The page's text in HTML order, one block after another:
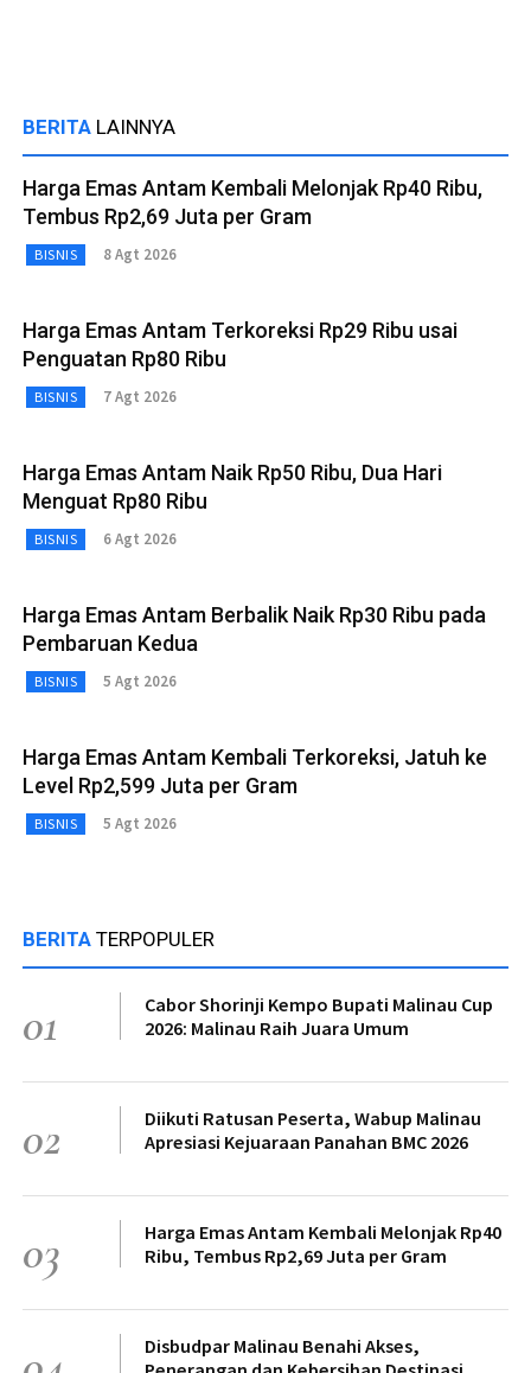
BERITA LAINNYA
Harga Emas Antam Kembali Melonjak Rp40 Ribu,
Tembus Rp2,69 Juta per Gram
BISNIS 8 Agt 2026
Harga Emas Antam Terkoreksi Rp29 Ribu usai
Penguatan Rp80 Ribu
BISNIS 7 Agt 2026
Harga Emas Antam Naik Rp50 Ribu, Dua Hari
Menguat Rp80 Ribu
BISNIS 6 Agt 2026
Harga Emas Antam Berbalik Naik Rp30 Ribu pada
Pembaruan Kedua
BISNIS 5 Agt 2026
Harga Emas Antam Kembali Terkoreksi, Jatuh ke
Level Rp2,599 Juta per Gram
BISNIS 5 Agt 2026
BERITA TERPOPULER
01
Cabor Shorinji Kempo Bupati Malinau Cup
2026: Malinau Raih Juara Umum
02
Diikuti Ratusan Peserta, Wabup Malinau
Apresiasi Kejuaraan Panahan BMC 2026
03
Harga Emas Antam Kembali Melonjak Rp40
Ribu, Tembus Rp2,69 Juta per Gram
Disbudpar Malinau Benahi Akses,